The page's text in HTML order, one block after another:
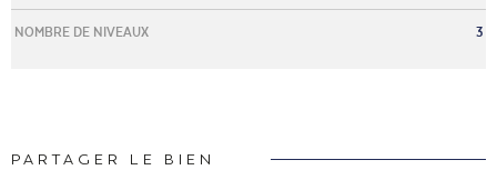
NOMBRE DE NIVEAUX 3
PARTAGER LE BIEN